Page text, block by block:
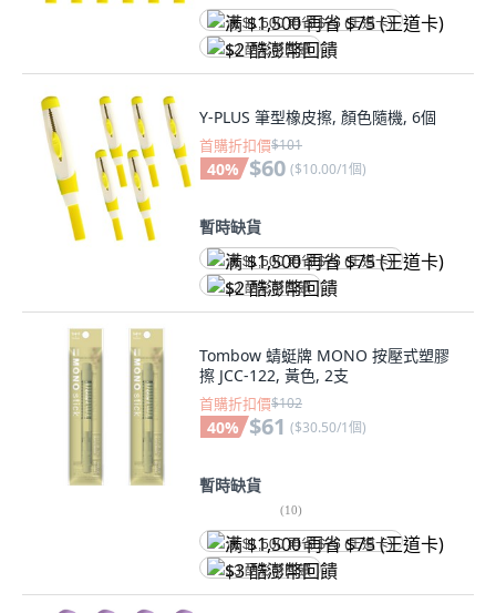
满 $1,500 再省 $75 (王道卡)
$2 酷澎幣回饋
Y-PLUS 筆型橡皮擦, 顏色隨機, 6個
首購折扣價$101
40% $60 ($10.00/1個)
暫時缺貨
满 $1,500 再省 $75 (王道卡)
$2 酷澎幣回饋
Tombow 蜻蜓牌 MONO 按壓式塑膠
擦 JCC-122, 黃色, 2支
首購折扣價$102
40% $61 ($30.50/1個)
暫時缺貨
(10)
满 $1,500 再省 $75 (王道卡)
$3 酷澎幣回饋